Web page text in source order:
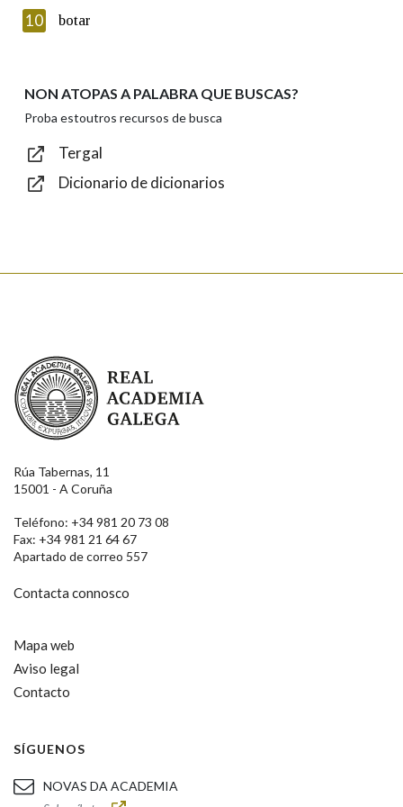
Introduce o código que aparece na imaxe:
Texto de verificación
10 botar
NON ATOPAS A PALABRA QUE BUSCAS?
Proba estoutros recursos de busca
Tergal
Dicionario de dicionarios
Real Academia Galega
Rúa Tabernas, 11
15001 - A Coruña
Teléfono: +34 981 20 73 08
Fax: +34 981 21 64 67
Apartado de correo 557
Contacta connosco
Mapa web
Aviso legal
Contacto
SÍGUENOS
NOVAS DA ACADEMIA